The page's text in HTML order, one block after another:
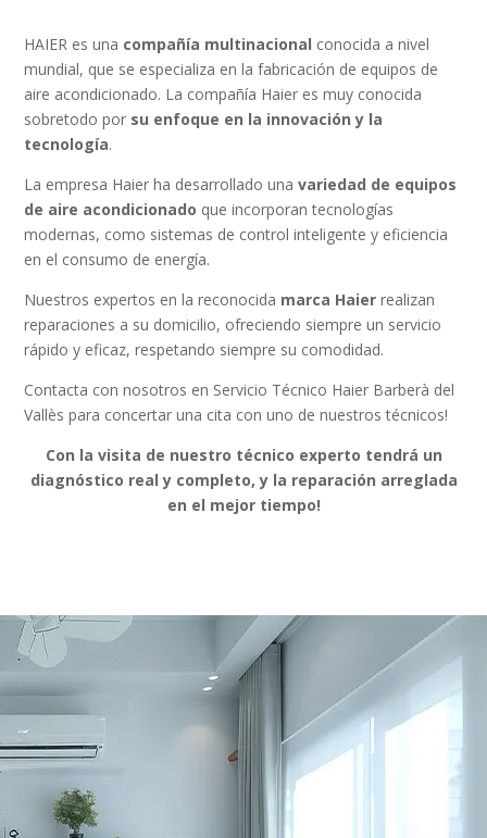
HAIER es una compañía multinacional conocida a nivel
mundial, que se especializa en la fabricación de equipos de
aire acondicionado. La compañía Haier es muy conocida
sobretodo por su enfoque en la innovación y la
tecnología.
La empresa Haier ha desarrollado unavariedad de equipos
de aire acondicionado que incorporan tecnologías
modernas, como sistemas de control inteligente y eficiencia
en el consumo de energía.
Nuestros expertos en la reconocida marca Haier realizan
reparaciones a su domicilio, ofreciendo siempre un servicio
rápido y eficaz, respetando siempre su comodidad.
Contacta con nosotros en Servicio Técnico Haier Barberà del
Vallès para concertar una cita con uno de nuestros técnicos!
Con la visita de nuestro técnico experto tendrá un
diagnóstico real y completo, y la reparación arreglada
en el mejor tiempo!